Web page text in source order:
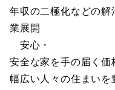
年収の二極化などの
業展開
安心・
安全な家を手の届く価
幅広い人々の住まいを